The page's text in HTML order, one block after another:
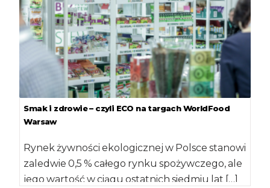
Smak i zdrowie – czyli ECO na targach WorldFood
Warsaw
Rynek żywności ekologicznej w Polsce stanowi
zaledwie 0,5 % całego rynku spożywczego, ale
jego wartość w ciągu ostatnich siedmiu lat […]